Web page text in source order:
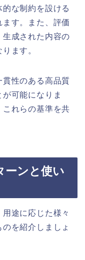
な制約を設ける
す。また、評価
成された内容の
ます。
性のある高品質
可能になりま
れらの基準を共
ーンと使い
途に応じた様々
を紹介しましょ